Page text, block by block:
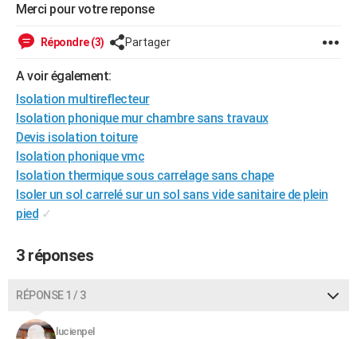
WEEK-END
Guides de France
Escapades
Patrimoine
Expositions
Musées
Week-end nature
LIFESTYLE
SANTE
Alimentation
Guide de la santé
Maladies
Médicaments
Sommeil
VOYAGE
Destinations
City break
Voyage nature
Voyage de noces
Forum
Climat
+PHOTO
GUIDES D'ACHAT
BONS PLANS
Carte de Noël
Carte Bonne année
Carte Saint-Valentin
Carte Pâques
Carte d'anniversaire
DICTIONNAIRE
Dictionnaire
Biographies
Citations
Expressions
Proverbes
PROGRAMME TV
COPAINS D'AVANT
Merci pour votre reponse
Répondre (3) Partager
A voir également:
Isolation multireflecteur
Isolation phonique mur chambre sans travaux
Devis isolation toiture
Isolation phonique vmc
Isolation thermique sous carrelage sans chape
Isoler un sol carrelé sur un sol sans vide sanitaire de plein
pied ✓
3 réponses
RÉPONSE 1 / 3
lucienpel